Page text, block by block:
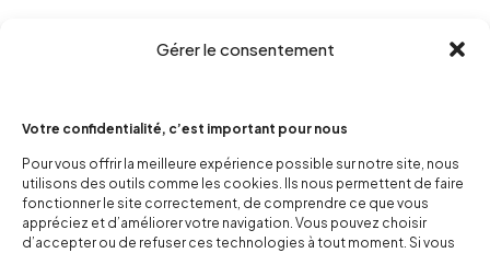
Gérer le consentement
Votre confidentialité, c’est important pour nous
Pour vous offrir la meilleure expérience possible sur notre site, nous
utilisons des outils comme les cookies. Ils nous permettent de faire
fonctionner le site correctement, de comprendre ce que vous
appréciez et d’améliorer votre navigation. Vous pouvez choisir
d’accepter ou de refuser ces technologies à tout moment. Si vous
contact@popnbaby.com
+33 01 64 62 14 89